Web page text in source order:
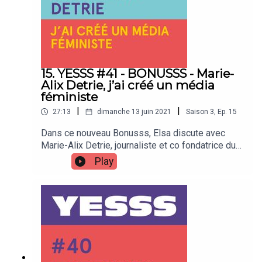
15. YESSS #41 - BONUSSS - Marie-
Alix Detrie, j’ai créé un média
féministe
27:13 dimanche 13 juin 2021 Saison 3, Ep. 15
Dans ce nouveau Bonusss, Elsa discute avec
Marie-Alix Detrie, journaliste et co fondatrice du
média Culot, qui parle de genres et
sexualités.Elle nous raconte son parcours, sa
carrière de journaliste pigiste hyper déterminée
et débrouillarde, et comment elle en est arrivée à
créer ce média, quelles étaient ses motivations,
mais aussi les hauts et les bas de
de Culot Creative, @culotcreative sur
instagramhttps://culotcreative.com/
Play